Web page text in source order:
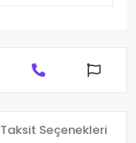
Taksit Seçenekleri